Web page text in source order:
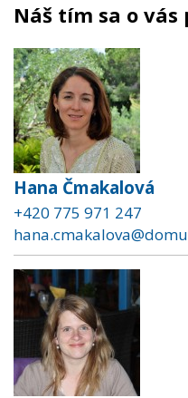
Náš tím sa o vás
Hana Čmakalová
+420 775 971 247